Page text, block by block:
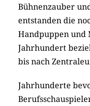
Bühnenzauber
entstanden die
Handpuppen und
Jahrhundert
bis nach
Jahrhunderte